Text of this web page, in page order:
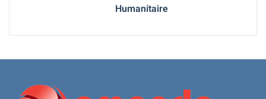
Humanitaire